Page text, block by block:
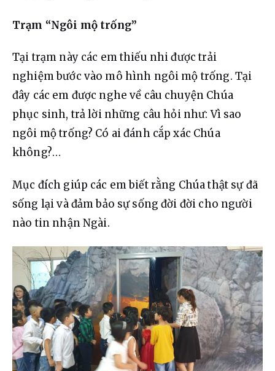
Trạm “Ngôi mộ trống”
Tại trạm này các em thiếu nhi được trải
nghiệm bước vào mô hình ngôi mộ trống. Tại
đây các em được nghe về câu chuyện Chúa
phục sinh, trả lời những câu hỏi như: Vì sao
ngôi mộ trống? Có ai đánh cắp xác Chúa
không?…
Mục đích giúp các em biết rằng Chúa thật sự đã
sống lại và đảm bảo sự sống đời đời cho người
nào tin nhận Ngài.